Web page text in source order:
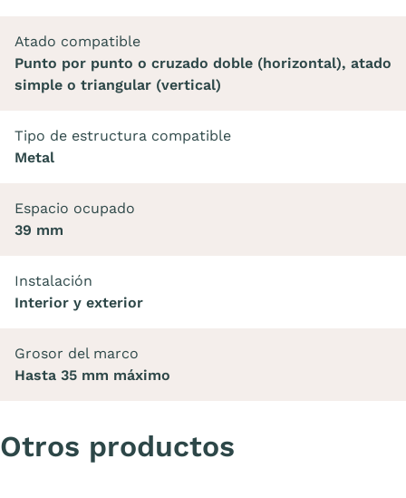
Atado compatible
Punto por punto o cruzado doble (horizontal), atado
simple o triangular (vertical)
Tipo de estructura compatible
Metal
Espacio ocupado
39 mm
Instalación
Interior y exterior
Grosor del marco
Hasta 35 mm máximo
Otros productos